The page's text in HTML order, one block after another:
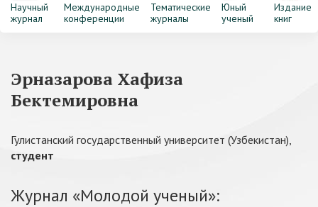
Научный
журнал
Международные
конференции
Тематические
журналы
Юный
ученый
Издание
книг
Эрназарова Хафиза
Бектемировна
Гулистанский государственный университет (Узбекистан),
студент
Журнал «Молодой ученый»: